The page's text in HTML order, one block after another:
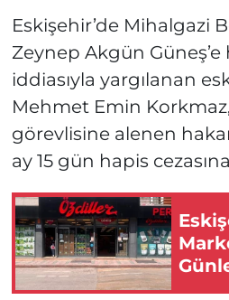
Eskişehir’de Mihalgazi
Zeynep Akgün
iddiasıyla yargılanan
Mehmet Emin
görevlisine alenen
ay 15 gün hapis cezasına